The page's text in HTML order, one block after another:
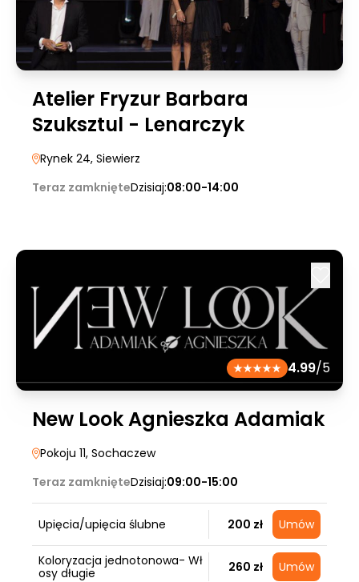
Atelier Fryzur Barbara
Szuksztul - Lenarczyk
Rynek 24, Siewierz
Teraz zamknięteDzisiaj:08:00-14:00
4.99/5
New Look Agnieszka Adamiak
Pokoju 11, Sochaczew
Teraz zamknięteDzisiaj:09:00-15:00
Upięcia/upięcia ślubne 200 zł Umów
Koloryzacja jednotonowa- Wł
osy długie
260 zł Umów